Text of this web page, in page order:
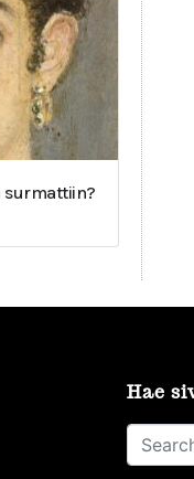
surmattiin?
Hae